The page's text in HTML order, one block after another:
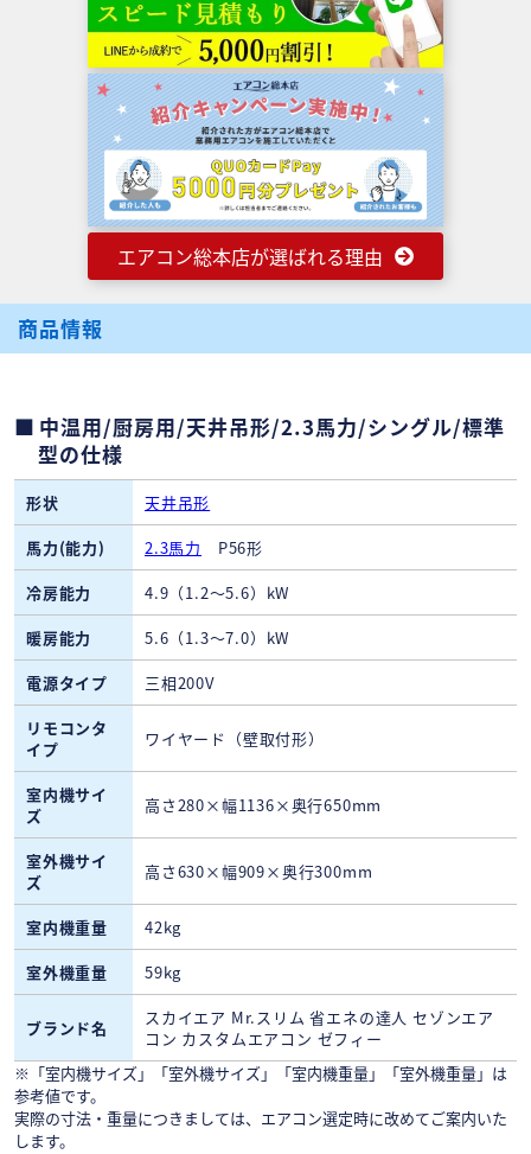
エアコン総本店が選ばれる理由
商品情報
中温用/厨房用/天井吊形/2.3馬力/シングル/標準
型の仕様
形状
天井吊形
馬力(能力)
2.3馬力
P56形
冷房能力
4.9（1.2〜5.6）kW
暖房能力
5.6（1.3〜7.0）kW
電源タイプ
三相200V
リモコンタ
イプ
ワイヤード（壁取付形）
室内機サイ
ズ
高さ280×幅1136×奥行650mm
室外機サイ
ズ
高さ630×幅909×奥行300mm
室内機重量
42kg
室外機重量
59kg
ブランド名
スカイエア Mr.スリム 省エネの達人 セゾンエア
コン カスタムエアコン ゼフィー
※「室内機サイズ」「室外機サイズ」「室内機重量」「室外機重量」は
参考値です。
実際の寸法・重量につきましては、エアコン選定時に改めてご案内いた
します。